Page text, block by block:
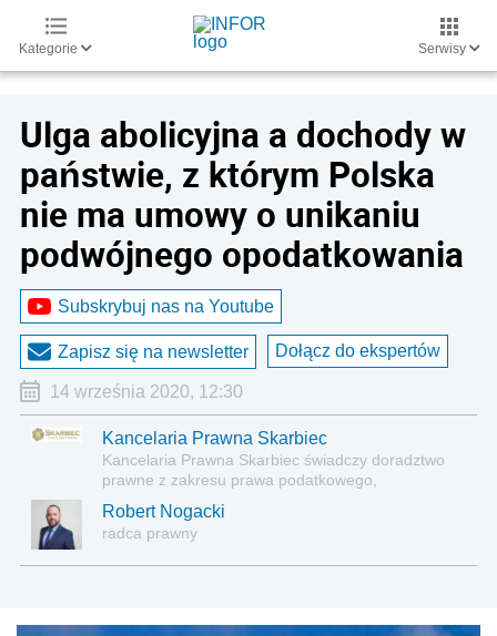
Kategorie Serwisy
Ulga abolicyjna a dochody w
państwie, z którym Polska
nie ma umowy o unikaniu
podwójnego opodatkowania
Subskrybuj nas na Youtube
Zapisz się na newsletter Dołącz do ekspertów
14 września 2020, 12:30
Kancelaria Prawna Skarbiec
Kancelaria Prawna Skarbiec świadczy doradztwo
prawne z zakresu prawa podatkowego,
Robert Nogacki
radca prawny